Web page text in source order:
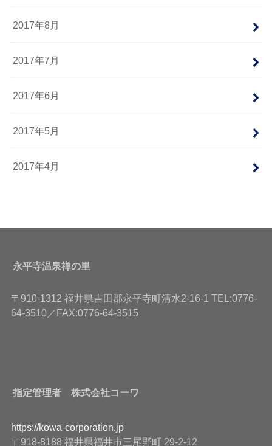
2017年8月
2017年7月
2017年6月
2017年5月
2017年4月
永平寺温泉禅の里
〒910-1312 福井県吉田郡永平寺町清水2-16-1 TEL:0776-
64-3510／FAX:0776-64-3515
指定管理者 株式会社コーワ
https://kowa-corporation.jp
〒918-8188 福井県福井市三尾野町 29-2-12